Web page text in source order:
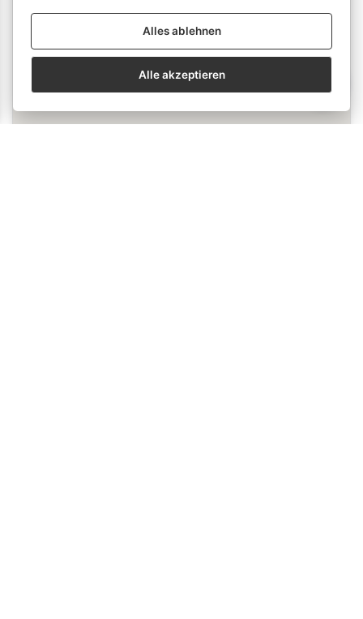
ich eine Schnupperlehre als
Tierpfleger/in EFZ?»
Gespräch nicht als einzige Quelle. Es
werden keine personenbezogenen Daten
erhoben oder gespeichert.
Alles ablehnen
Alle akzeptieren